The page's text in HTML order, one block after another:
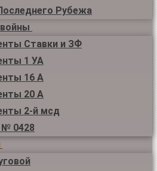
Рубежа
Ставки и ЗФ
1 УА
16 А
20 А
2-й мсд
№ 0428